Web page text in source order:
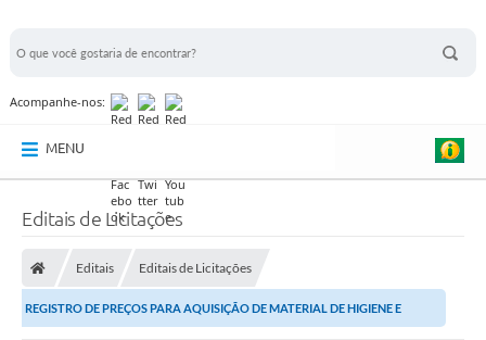
Acompanhe-nos:
MENU
Editais de Licitações
Editais Editais de Licitações
REGISTRO DE PREÇOS PARA AQUISIÇÃO DE MATERIAL DE HIGIENE E